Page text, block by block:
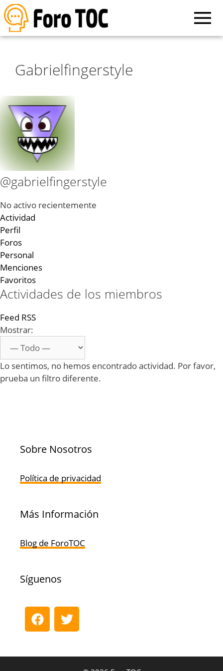
Gabrielfingerstyle
@gabrielfingerstyle
No activo recientemente
Actividad
Perfil
Foros
Personal
Menciones
Favoritos
Actividades de los miembros
Feed RSS
Mostrar:
Lo sentimos, no hemos encontrado actividad. Por favor,
prueba un filtro diferente.
Sobre Nosotros
Política de privacidad
Más Información
Blog de ForoTOC
Síguenos